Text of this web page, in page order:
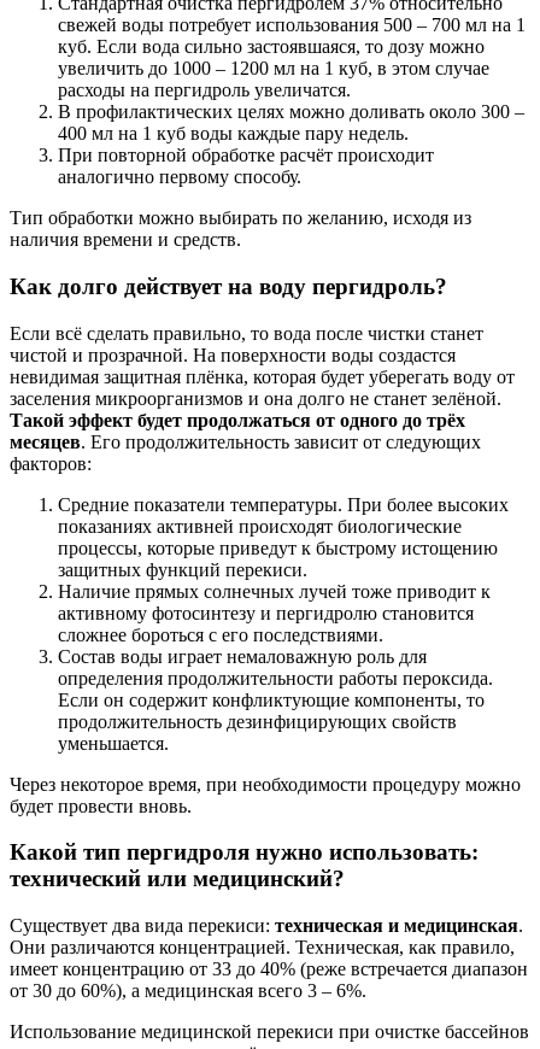
свежей воды потребует использования 500 – 700 мл на 1
куб. Если вода сильно застоявшаяся, то дозу можно
увеличить до 1000 – 1200 мл на 1 куб, в этом случае
расходы на пергидроль увеличатся.
В профилактических целях можно доливать около 300 –
400 мл на 1 куб воды каждые пару недель.
При повторной обработке расчёт происходит
аналогично первому способу.
Тип обработки можно выбирать по желанию, исходя из
наличия времени и средств.
Как долго действует на воду пергидроль?
Если всё сделать правильно, то вода после чистки станет
чистой и прозрачной. На поверхности воды создастся
невидимая защитная плёнка, которая будет уберегать воду от
заселения микроорганизмов и она долго не станет зелёной.
Такой эффект будет продолжаться от одного до трёх
месяцев. Его продолжительность зависит от следующих
факторов:
Средние показатели температуры. При более высоких
показаниях активней происходят биологические
процессы, которые приведут к быстрому истощению
защитных функций перекиси.
Наличие прямых солнечных лучей тоже приводит к
активному фотосинтезу и пергидролю становится
сложнее бороться с его последствиями.
Состав воды играет немаловажную роль для
определения продолжительности работы пероксида.
Если он содержит конфликтующие компоненты, то
продолжительность дезинфицирующих свойств
уменьшается.
Через некоторое время, при необходимости процедуру можно
будет провести вновь.
Какой тип пергидроля нужно использовать:
технический или медицинский?
Существует два вида перекиси: техническая и медицинская.
Они различаются концентрацией. Техническая, как правило,
имеет концентрацию от 33 до 40% (реже встречается диапазон
от 30 до 60%), а медицинская всего 3 – 6%.
Использование медицинской перекиси при очистке бассейнов